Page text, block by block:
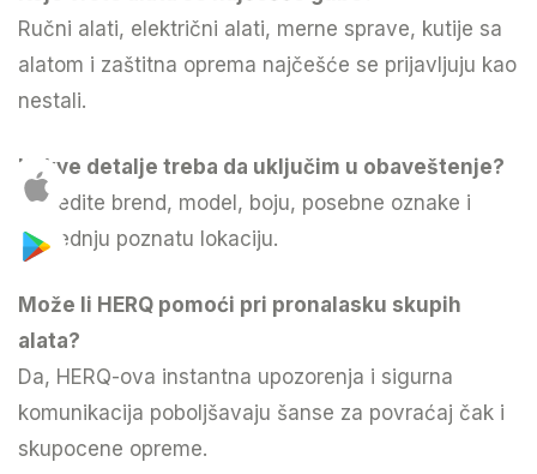
Ručni alati, električni alati, merne sprave, kutije sa
alatom i zaštitna oprema najčešće se prijavljuju kao
nestali.
Kakve detalje treba da uključim u obaveštenje?
Navedite brend, model, boju, posebne oznake i
poslednju poznatu lokaciju.
Može li HERQ pomoći pri pronalasku skupih
alata?
Da, HERQ-ova instantna upozorenja i sigurna
komunikacija poboljšavaju šanse za povraćaj čak i
skupocene opreme.